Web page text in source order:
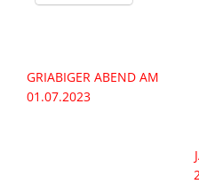
Beitragsnavigation
GRIABIGER ABEND AM
01.07.2023